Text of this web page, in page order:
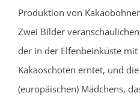
Produktion von
Zwei Bilder
der in der Elfenbeinküste
Kakaoschoten erntet, und
(europäischen) Mädchens,